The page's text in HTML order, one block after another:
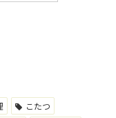
こたつ